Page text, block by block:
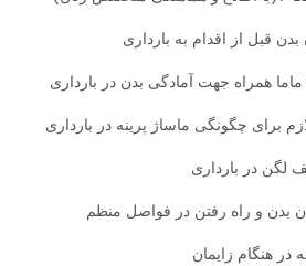
بدن قبل از اقدام به بارداری
همراه جهت آمادگی بدن در بارداری
برای چگونگی ماساژ پرینه در بارداری
لگن در بارداری
بدن و راه رفتن در فواصل منظم
در هنگام زایمان